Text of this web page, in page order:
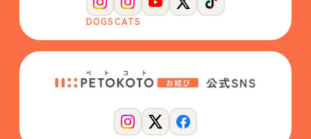
DOGSCATS